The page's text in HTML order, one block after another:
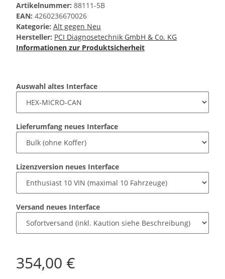
Artikelnummer: 88111-5B
EAN: 4260236670026
Kategorie: Alt gegen Neu
Hersteller: PCI Diagnosetechnik GmbH & Co. KG
Informationen zur Produktsicherheit
Auswahl altes Interface
Lieferumfang neues Interface
Lizenzversion neues Interface
Versand neues Interface
354,00 €